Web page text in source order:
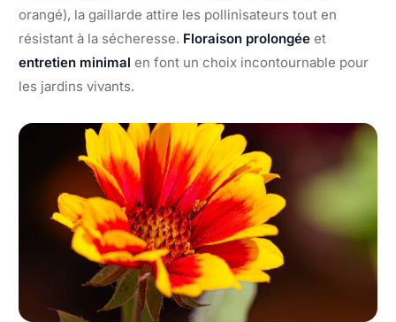
orangé), la gaillarde attire les pollinisateurs tout en
résistant à la sécheresse. Floraison prolongée et
entretien minimal en font un choix incontournable pour
les jardins vivants.